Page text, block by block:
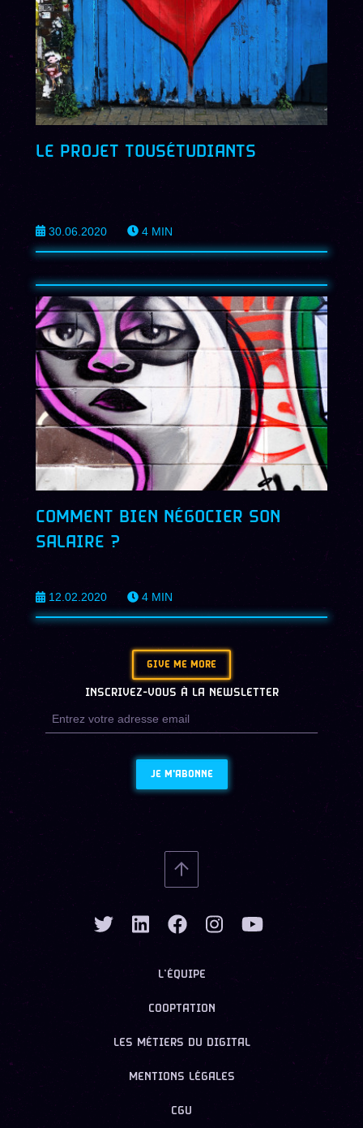
LE PROJET TOUSÉTUDIANTS
30.06.2020 4 MIN
COMMENT BIEN NÉGOCIER SON
SALAIRE ?
12.02.2020 4 MIN
GIVE ME MORE
INSCRIVEZ-VOUS À LA NEWSLETTER
JE M'ABONNE
L’ÉQUIPE
COOPTATION
LES MÉTIERS DU DIGITAL
MENTIONS LÉGALES
CGU